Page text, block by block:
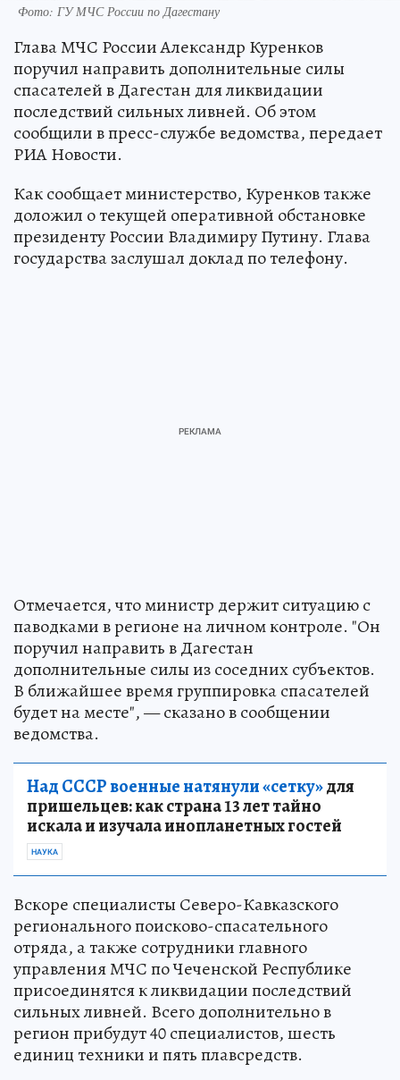
Фото: ГУ МЧС России по Дагестану
Глава МЧС России Александр Куренков
поручил направить дополнительные силы
спасателей в Дагестан для ликвидации
последствий сильных ливней. Об этом
сообщили в пресс-службе ведомства, передает
РИА Новости.
Как сообщает министерство, Куренков также
доложил о текущей оперативной обстановке
президенту России Владимиру Путину. Глава
государства заслушал доклад по телефону.
Отмечается, что министр держит ситуацию с
паводками в регионе на личном контроле. "Он
поручил направить в Дагестан
дополнительные силы из соседних субъектов.
В ближайшее время группировка спасателей
будет на месте", — сказано в сообщении
ведомства.
Над СССР военные натянули «сетку»для
пришельцев: как страна 13 лет тайно
искала и изучала инопланетных гостей
НАУКА
Вскоре специалисты Северо-Кавказского
регионального поисково-спасательного
отряда, а также сотрудники главного
управления МЧС по Чеченской Республике
присоединятся к ликвидации последствий
сильных ливней. Всего дополнительно в
регион прибудут 40 специалистов, шесть
единиц техники и пять плавсредств.